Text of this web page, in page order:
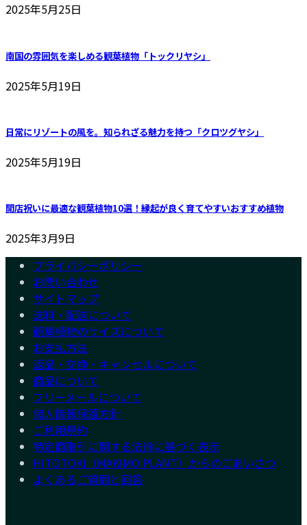
2025年5月25日
南国の雰囲気を楽しめる観葉植物「トックリヤシ」
2025年5月19日
日常にリゾートの風を。知られざる魅力を持つ「クロツグヤシ」
2025年5月19日
開店祝いに最適な観葉植物10選！縁起が良く育てやすいおすすめ植物
2025年3月9日
プライバシーポリシー
お問い合わせ
サイトマップ
送料・配送について
観葉植物のサイズについて
お支払方法
返品・交換・キャンセルについて
商品について
フリーメールについて
個人情報保護方針
ご利用規約
特定商取引に関する法律に基づく表示
HITOTOKI（MAKIMO PLANT）からのごあいさつ
よくあるご質問と回答